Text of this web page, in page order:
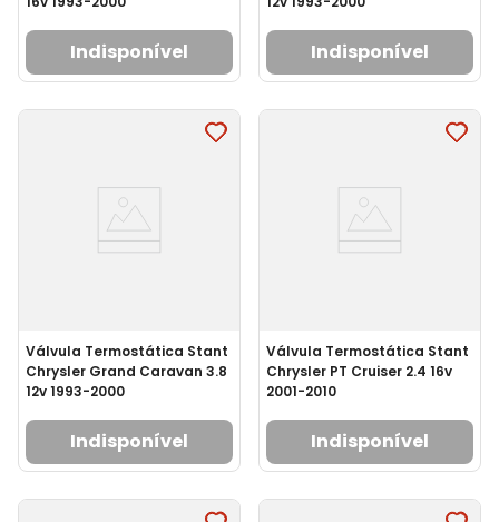
Indisponível Indisponível
Válvula Termostática Stant
Chrysler Grand Caravan 3.8
12v 1993-2000
Indisponível
Válvula Termostática Stant
Chrysler PT Cruiser 2.4 16v
2001-2010
Indisponível